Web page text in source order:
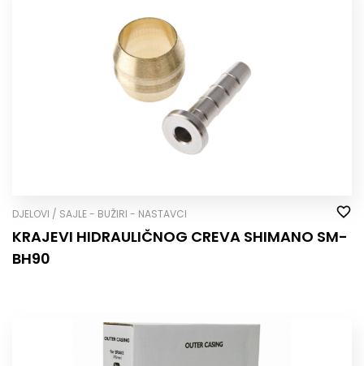
DJELOVI / SAJLE - BUŽIRI - NASTAVCI
KRAJEVI HIDRAULIČNOG CREVA SHIMANO SM-
BH90